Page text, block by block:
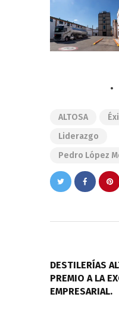
ALTOSA
Liderazgo
Pedro López
entradas
DESTILERÍAS
PREMIO A LA
EMPRESARIAL.